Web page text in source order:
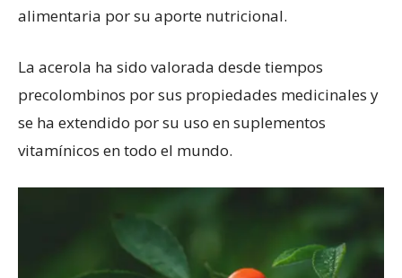
alimentaria por su aporte nutricional.
La acerola ha sido valorada desde tiempos
precolombinos por sus propiedades medicinales y
se ha extendido por su uso en suplementos
vitamínicos en todo el mundo.